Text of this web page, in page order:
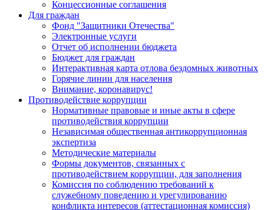
Концессионные соглашения
Для граждан
Фонд "Защитники Отечества"
Электронные услуги
Отчет об исполнении бюджета
Бюджет для граждан
Интерактивная карта отлова бездомных животных
Горячие линии для населения
Внимание, коронавирус!
Противодействие коррупции
Нормативные правовые и иные акты в сфере
противодействия коррупции
Независимая общественная антикоррупционная
экспертиза
Методические материалы
Формы документов, связанных с
противодействием коррупции, для заполнения
Комиссия по соблюдению требований к
служебному поведению и урегулированию
конфликта интересов (аттестационная комиссия)